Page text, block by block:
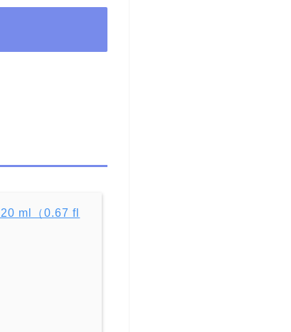
ml（0.67 fl